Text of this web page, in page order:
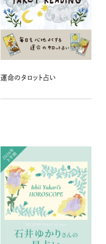
運命のタロット占い